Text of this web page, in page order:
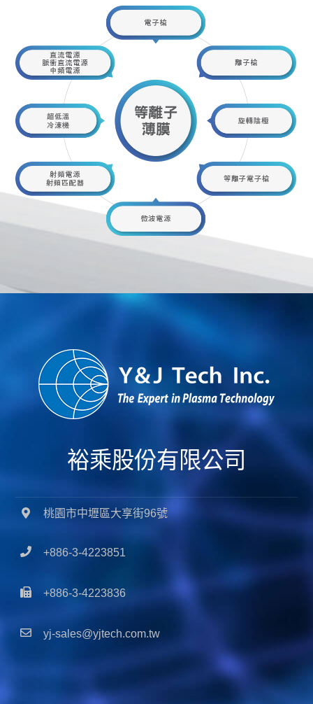
裕乘股份有限公司
桃園市中壢區大享街96號
+886-3-4223851
+886-3-4223836
yj-sales@yjtech.com.tw